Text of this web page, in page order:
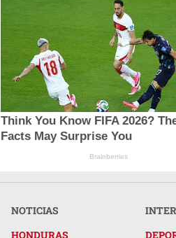
Think You Know FIFA 2026?
Facts May Surprise You
Brainberries
NOTICIAS
HONDURAS